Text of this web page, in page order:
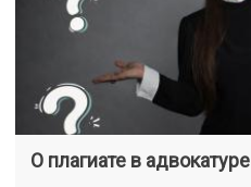
О плагиате в адвокатуре